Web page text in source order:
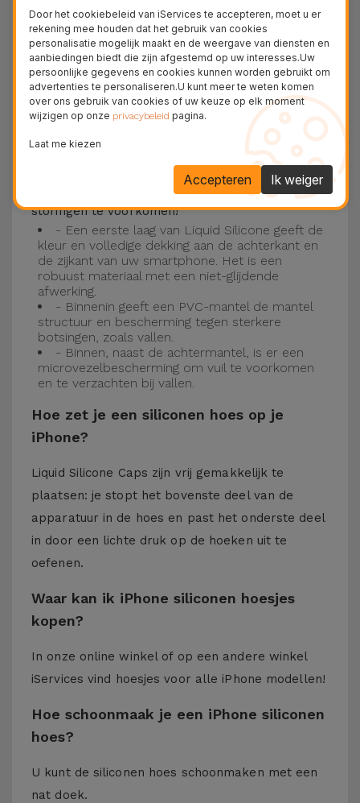
15, 14, 13, 12 onder meer en het nieuwste model
van de Apple, deiPhone 16eniPhone 17.
Drie-laagse bescherming met de
siliconen kappen
Onze iPhone siliconen hoesjes hebben een
robuuste, kwalitatieve constructie met een
drielaagse constructie om ongelukken en
storingen te voorkomen!
- Een eerste laag van Liquid Silicone geeft de
kleur en volledige dekking aan de achterkant en
de zijkant van uw smartphone. Het is een
robuust materiaal met een niet-glijdende
afwerking.
- Binnenin geeft een PVC-mantel de mantel
structuur en bescherming tegen sterkere
botsingen, zoals vallen.
- Binnen, naast de achtermantel, is er een
microvezelbescherming om vuil te voorkomen
en te verzachten bij vallen.
Hoe zet je een siliconen hoes op je
iPhone?
Liquid Silicone Caps zijn vrij gemakkelijk te
plaatsen: je stopt het bovenste deel van de
apparatuur in de hoes en past het onderste deel
in door een lichte druk op de hoeken uit te
oefenen.
Waar kan ik iPhone siliconen hoesjes
kopen?
In onze online winkel of op een andere winkel
iServices vind hoesjes voor alle iPhone modellen!
Hoe schoonmaak je een iPhone siliconen
hoes?
U kunt de siliconen hoes schoonmaken met een
nat doek.
Door het cookiebeleid van iServices te accepteren, moet u er
rekening mee houden dat het gebruik van cookies
personalisatie mogelijk maakt en de weergave van diensten en
aanbiedingen biedt die zijn afgestemd op uw interesses.Uw
persoonlijke gegevens en cookies kunnen worden gebruikt om
advertenties te personaliseren.U kunt meer te weten komen
over ons gebruik van cookies of uw keuze op elk moment
wijzigen op onze privacybeleid pagina.
Laat me kiezen
Ik weiger
Accepteren